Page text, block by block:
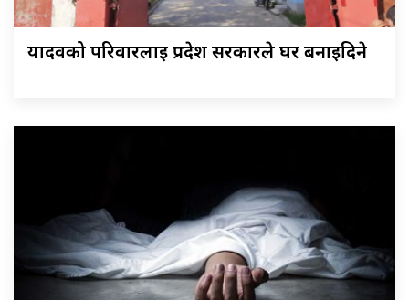
यादवको परिवारलाई प्रदेश सरकारले घर बनाइदिने